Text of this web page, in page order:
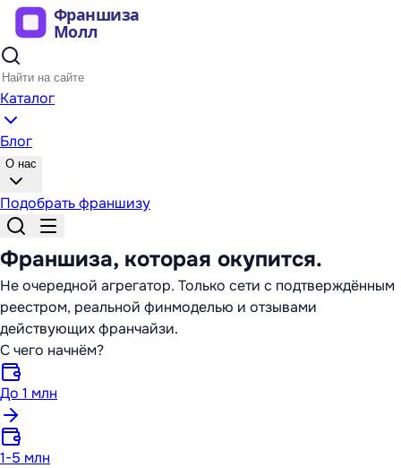
Каталог
Блог
О нас
Подобрать франшизу
Франшиза, которая окупится.
Не очередной агрегатор. Только сети с подтверждённым
реестром, реальной финмоделью и отзывами
действующих франчайзи.
С чего начнём?
До 1 млн
1-5 млн